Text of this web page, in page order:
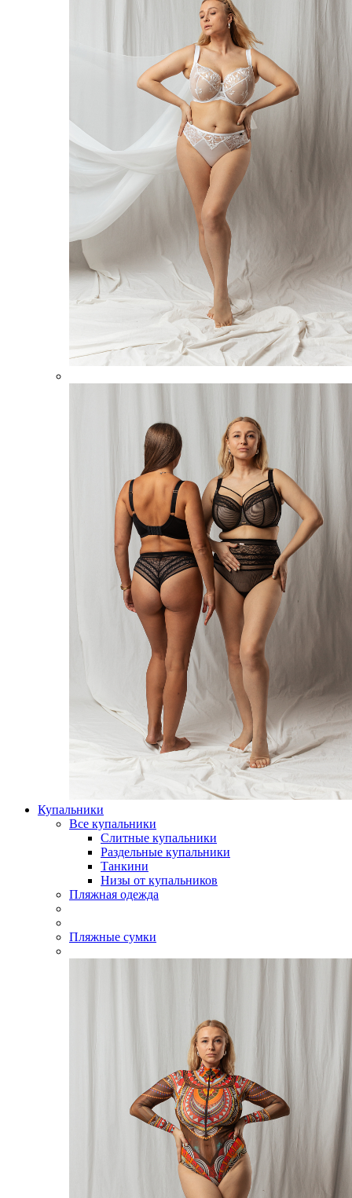
Купальники
Все купальники
Слитные купальники
Раздельные купальники
Танкини
Низы от купальников
Пляжная одежда
Пляжные сумки